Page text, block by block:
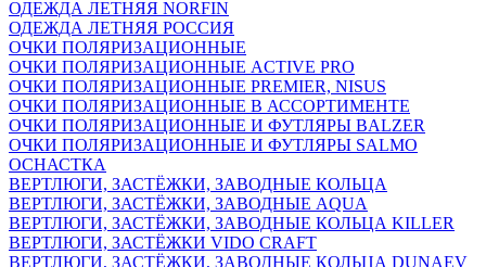
ОДЕЖДА ЛЕТНЯЯ NORFIN
ОДЕЖДА ЛЕТНЯЯ РОССИЯ
ОЧКИ ПОЛЯРИЗАЦИОННЫЕ
ОЧКИ ПОЛЯРИЗАЦИОННЫЕ ACTIVE PRO
ОЧКИ ПОЛЯРИЗАЦИОННЫЕ PREMIER, NISUS
ОЧКИ ПОЛЯРИЗАЦИОННЫЕ В АССОРТИМЕНТЕ
ОЧКИ ПОЛЯРИЗАЦИОННЫЕ И ФУТЛЯРЫ BALZER
ОЧКИ ПОЛЯРИЗАЦИОННЫЕ И ФУТЛЯРЫ SALMO
ОСНАСТКА
ВЕРТЛЮГИ, ЗАСТЁЖКИ, ЗАВОДНЫЕ КОЛЬЦА
ВЕРТЛЮГИ, ЗАСТЁЖКИ, ЗАВОДНЫЕ AQUA
ВЕРТЛЮГИ, ЗАСТЁЖКИ, ЗАВОДНЫЕ КОЛЬЦА KILLER
ВЕРТЛЮГИ, ЗАСТЁЖКИ VIDO CRAFT
ВЕРТЛЮГИ, ЗАСТЁЖКИ, ЗАВОДНЫЕ КОЛЬЦА DUNAEV